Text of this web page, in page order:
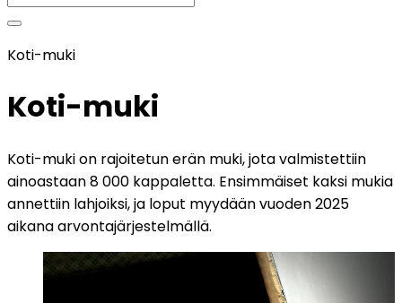
Koti-muki
Koti-muki
Koti-muki on rajoitetun erän muki, jota valmistettiin
ainoastaan 8 000 kappaletta. Ensimmäiset kaksi mukia
annettiin lahjoiksi, ja loput myydään vuoden 2025
aikana arvontajärjestelmällä.